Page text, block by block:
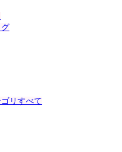
リすべて